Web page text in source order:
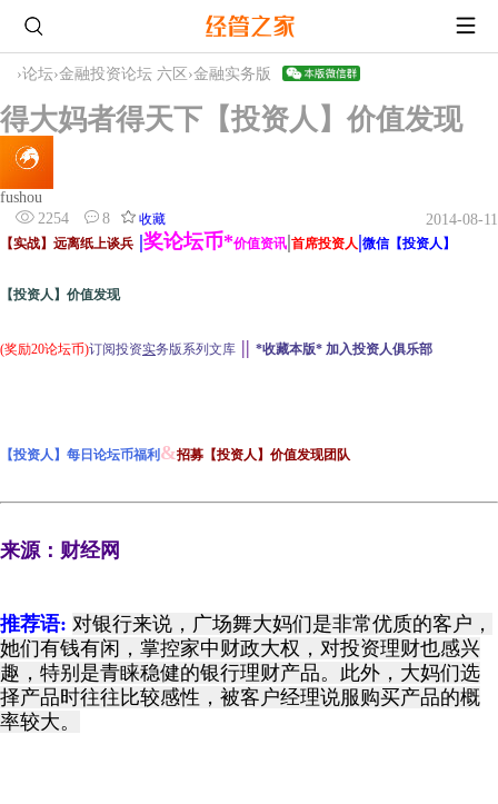
›论坛›金融投资论坛 六区 ›金融实务版
得大妈者得天下【投资人】价值发现
fushou
2254
8 收藏 2014-08-11
【实战】远离纸上谈兵 |奖论坛币*价值资讯|首席投资人|微信【投资人】
【投资人】价值发现
(奖励20论坛币)订阅投资实务版系列文库 || *收藏本版* 加入投资人俱乐部
【投资人】每日论坛币福利 &招募【投资人】价值发现团队
来源：财经网
推荐语: 对银行来说，广场舞大妈们是非常优质的客户，
她们有钱有闲，掌控家中财政大权，对投资理财也感兴
趣，特别是青睐稳健的银行理财产品。此外，大妈们选
择产品时往往比较感性，被客户经理说服购买产品的概
率较大。